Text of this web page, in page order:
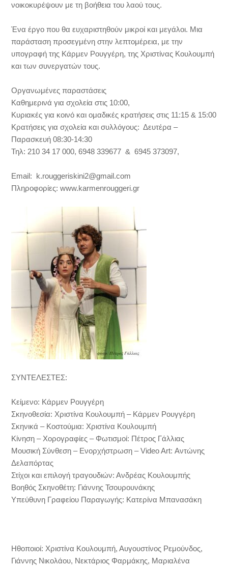
νοικοκυρέψουν με τη βοήθεια του λαού τους.
Ένα έργο που θα ευχαριστηθούν μικροί και μεγάλοι. Μια
παράσταση προσεγμένη στην λεπτομέρεια, με την
υπογραφή της Κάρμεν Ρουγγέρη, της Χριστίνας Κουλουμπή
και των συνεργατών τους.
Οργανωμένες παραστάσεις
Καθημερινά για σχολεία στις 10:00,
Κυριακές για κοινό και ομαδικές κρατήσεις στις 11:15 & 15:00
Κρατήσεις για σχολεία και συλλόγους: Δευτέρα –
Παρασκευή 08:30-14:30
Τηλ: 210 34 17 000, 6948 339677 & 6945 373097,
Email: k.rouggeriskini2@gmail.com
Πληροφορίες: www.karmenrouggeri.gr
ΣΥΝΤΕΛΕΣΤΕΣ:
Κείμενο: Κάρμεν Ρουγγέρη
Σκηνοθεσία: Χριστίνα Κουλουμπή – Κάρμεν Ρουγγέρη
Σκηνικά – Κοστούμια: Χριστίνα Κουλουμπή
Κίνηση – Χορογραφίες – Φωτισμοί: Πέτρος Γάλλιας
Μουσική Σύνθεση – Ενορχήστρωση – Video Art: Αντώνης
Δελαπόρτας
Στίχοι και επιλογή τραγουδιών: Ανδρέας Κουλουμπής
Βοηθός Σκηνοθέτη: Γιάννης Τσουρουνάκης
Υπεύθυνη Γραφείου Παραγωγής: Κατερίνα Μπανασάκη
Ηθοποιοί: Χριστίνα Κουλουμπή, Αυγουστίνος Ρεμούνδος,
Γιάννης Νικολάου, Νεκτάριος Φαρμάκης, Μαριαλένα